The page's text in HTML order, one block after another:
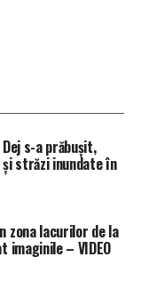
s-a prăbușit,
străzi inundate în
zona lacurilor de la
imaginile – VIDEO